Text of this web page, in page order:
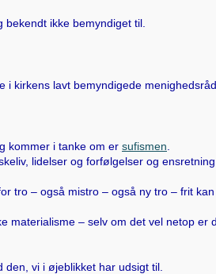
ikke bemyndiget til.
i kirkens lavt bemyndigede
kommer i tanke om er sufismen
lidelser og forfølgelser og
tro – også mistro – også ny tro – frit kan
materialisme – selv om det vel netop er
vi i øjeblikket har udsigt til.